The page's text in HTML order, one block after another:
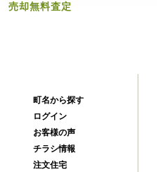
売却無料査定
町名から探す
ログイン
お客様の声
チラシ情報
注文住宅